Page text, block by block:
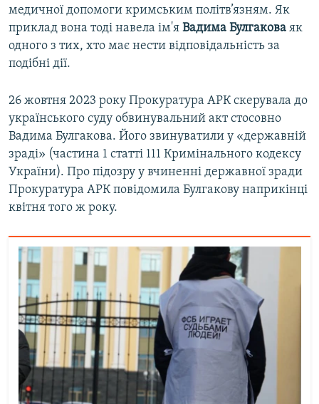
медичної допомоги кримським політв’язням. Як
приклад вона тоді навела ім'я Вадима Булгакова як
одного з тих, хто має нести відповідальність за
подібні дії.
26 жовтня 2023 року Прокуратура АРК скерувала до
українського суду обвинувальний акт стосовно
Вадима Булгакова. Його звинуватили у «державній
зраді» (частина 1 статті 111 Кримінального кодексу
України). Про підозру у вчиненні державної зради
Прокуратура АРК повідомила Булгакову наприкінці
квітня того ж року.